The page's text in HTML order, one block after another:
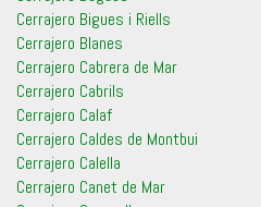
Cerrajero Bigues i Riells
Cerrajero Blanes
Cerrajero Cabrera de Mar
Cerrajero Cabrils
Cerrajero Calaf
Cerrajero Caldes de Montbui
Cerrajero Calella
Cerrajero Canet de Mar